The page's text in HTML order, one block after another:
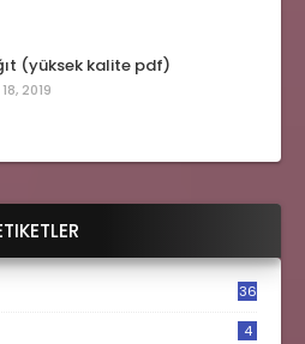
(yüksek kalite pdf)
2019
36
4